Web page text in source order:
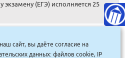
экзамену (ЕГЭ) исполняется 25
году Единому
экзамену (ЕГЭ)
сайт, вы даёте согласие на
данных: файлов cookie, IP